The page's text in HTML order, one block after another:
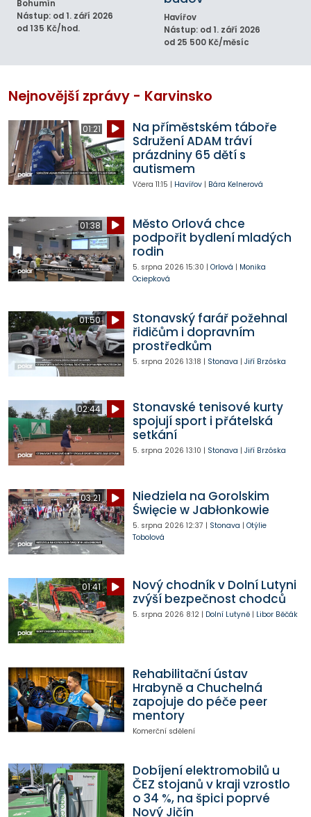
Bohumín
Nástup: od 1. září 2026
od 135 Kč/hod.
Havířov
Nástup: od 1. září 2026
od 25 500 Kč/měsíc
Nejnovější zprávy - Karvinsko
01:21
Na příměstském táboře
Sdružení ADAM tráví
prázdniny 65 dětí s
autismem
Včera 11:15 | Havířov| Bára Kelnerová
01:38
Město Orlová chce
podpořit bydlení mladých
rodin
5. srpna 2026 15:30 | Orlová | Monika
Ociepková
01:50
Stonavský farář požehnal
řidičům i dopravním
prostředkům
5. srpna 2026 13:18 | Stonava | Jiří Brzóska
02:44
Stonavské tenisové kurty
spojují sport i přátelská
setkání
5. srpna 2026 13:10 | Stonava | Jiří Brzóska
03:21
Niedziela na Gorolskim
Święcie w Jabłonkowie
5. srpna 2026 12:37 | Stonava | Otýlie
Tobolová
01:41
Nový chodník v Dolní Lutyni
zvýší bezpečnost chodců
5. srpna 2026 8:12| Dolní Lutyně| Libor Běčák
Rehabilitační ústav
Hrabyně a Chuchelná
zapojuje do péče peer
mentory
Komerční sdělení
Dobíjení elektromobilů u
ČEZ stojanů v kraji vzrostlo
o 34 %, na špici poprvé
Nový Jičín